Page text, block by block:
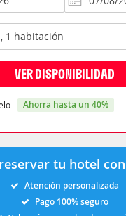
VER DISPONIBILIDAD
ahorra hasta un 40%
tu hotel
Atención personalizada
Pago 100% seguro